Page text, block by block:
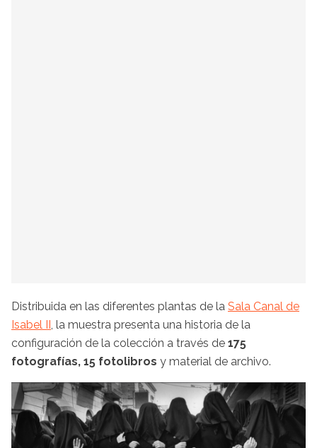
Distribuida en las diferentes plantas de la Sala Canal de
Isabel II, la muestra presenta una historia de la
configuración de la colección a través de 175
fotografías, 15 fotolibros y material de archivo.